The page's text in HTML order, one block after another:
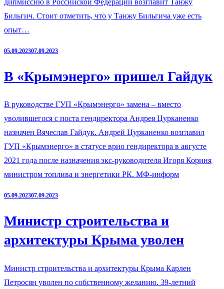
дипмиссию в Российской Федерации возглавит Танжу
Бильгич. Стоит отметить, что у Танжу Бильгича уже есть
опыт…
05.09.202307.09.2023
В «Крымэнерго» пришел Гайдук
В руководстве ГУП «Крымэнерго» замена – вместо
уволившегося с поста гендиректора Андрея Цурканенко
назначен Вячеслав Гайдук. Андрей Цурканенко возглавил
ГУП «Крымэнерго» в статусе врио гендиректора в августе
2021 года после назначения экс-руководителя Игоря Кориня
министром топлива и энергетики РК. МФ-информ
05.09.202307.09.2023
Министр строительства и
архитектуры Крыма уволен
Министр строительства и архитектуры Крыма Карлен
Петросян уволен по собственному желанию. 39-летний